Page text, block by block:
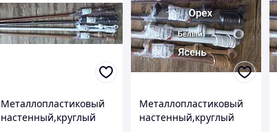
Металлопластиковый
настенный,круглый
Металлопластиковый
настенный,круглый